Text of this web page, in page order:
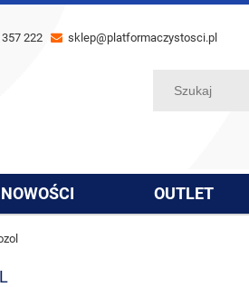
222 sklep@platformaczystosci.pl
NOWOŚCI OUTLET